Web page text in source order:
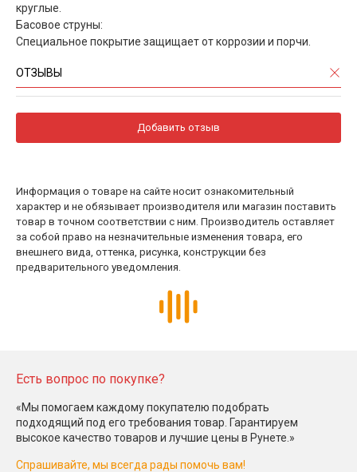
круглые.
Басовое струны:
Специальное покрытие защищает от коррозии и порчи.
ОТЗЫВЫ
Добавить отзыв
Информация о товаре на сайте носит ознакомительный
характер и не обязывает производителя или магазин поставить
товар в точном соответствии с ним. Производитель оставляет
за собой право на незначительные изменения товара, его
внешнего вида, оттенка, рисунка, конструкции без
предварительного уведомления.
Есть вопрос по покупке?
«Мы помогаем каждому покупателю подобрать
подходящий под его требования товар. Гарантируем
высокое качество товаров и лучшие цены в Рунете.»
Спрашивайте, мы всегда рады помочь вам!